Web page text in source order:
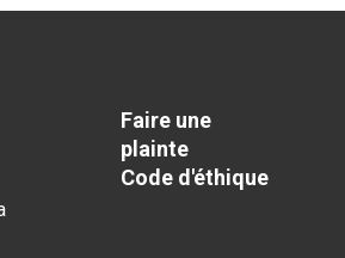
Faire une
plainte
Code d'éthique